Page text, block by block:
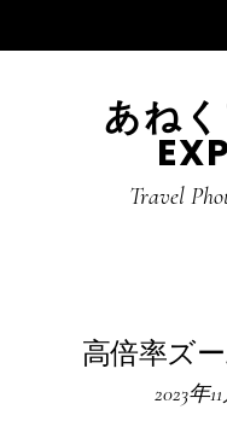
あね
Travel
高倍率ズ
2023年